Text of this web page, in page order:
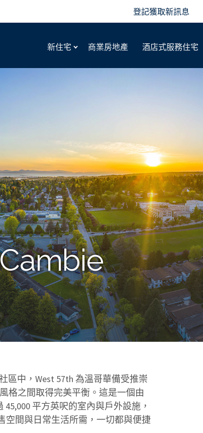
登記獲取新訊息
新住宅 商業房地產 酒店式服務住宅
區中，West 57th 為溫哥華備受推崇
格之間取得完美平衡。這是一個由
平方英呎的室內與戶外設施，
空間與日常生活所需，一切都與便捷